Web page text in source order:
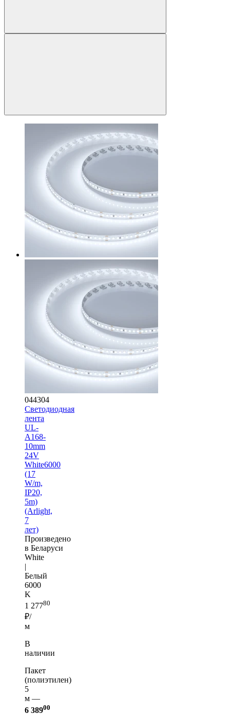
044304
Светодиодная
лента
UL-
A168-
10mm
24V
White6000
(17
W/m,
IP20,
5m)
(Arlight,
7
лет)
Произведено
в Беларуси
White
|
Белый
6000
K
1 27780
₽/
м
В
наличии
Пакет
(полиэтилен)
5
м —
6 38900